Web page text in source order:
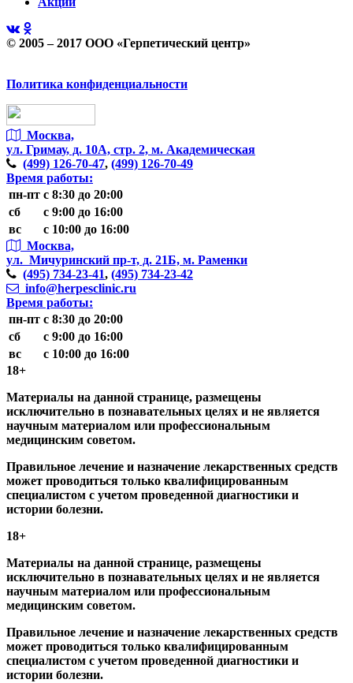
© 2005 – 2017 ООО «Герпетический центр»
Политика конфиденциальности
Москва,
ул. Гримау, д. 10А, стр. 2, м. Академическая
(499) 126-70-47, (499) 126-70-49
Время работы:
пн-пт с 8:30 до 20:00
сб
с 9:00 до 16:00
вс
с 10:00 до 16:00
Москва,
ул. Мичуринский пр-т, д. 21Б, м. Раменки
(495) 734-23-41, (495) 734-23-42
info@herpesclinic.ru
Время работы:
пн-пт с 8:30 до 20:00
сб
с 9:00 до 16:00
вс
с 10:00 до 16:00
18+
Материалы на данной странице, размещены
исключительно в познавательных целях и не является
научным материалом или профессиональным
медицинским советом.
Правильное лечение и назначение лекарственных средств
может проводиться только квалифицированным
специалистом с учетом проведенной диагностики и
истории болезни.
18+
Материалы на данной странице, размещены
исключительно в познавательных целях и не является
научным материалом или профессиональным
медицинским советом.
Правильное лечение и назначение лекарственных средств
может проводиться только квалифицированным
специалистом с учетом проведенной диагностики и
истории болезни.